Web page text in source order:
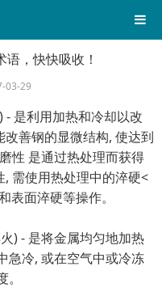
，快快吸收！
03-29
利用加热和冷却以改
善钢的显微结构, 使达到
性 是通过热处理而获得
需使用热处理中的淬硬<
表面淬硬等操作。
- 是将金属均匀地加热
急冷, 或在空气中或冷冻
。